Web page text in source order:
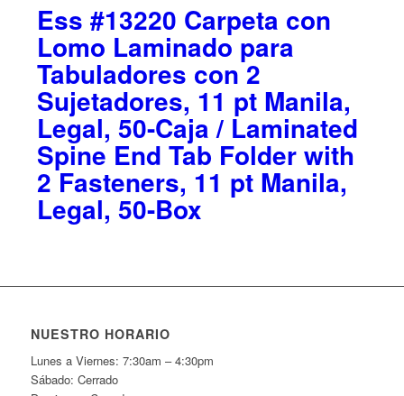
Ess #13220 Carpeta con
Lomo Laminado para
Tabuladores con 2
Sujetadores, 11 pt Manila,
Legal, 50-Caja / Laminated
Spine End Tab Folder with
2 Fasteners, 11 pt Manila,
Legal, 50-Box
NUESTRO HORARIO
Lunes a Viernes: 7:30am – 4:30pm
Sábado: Cerrado